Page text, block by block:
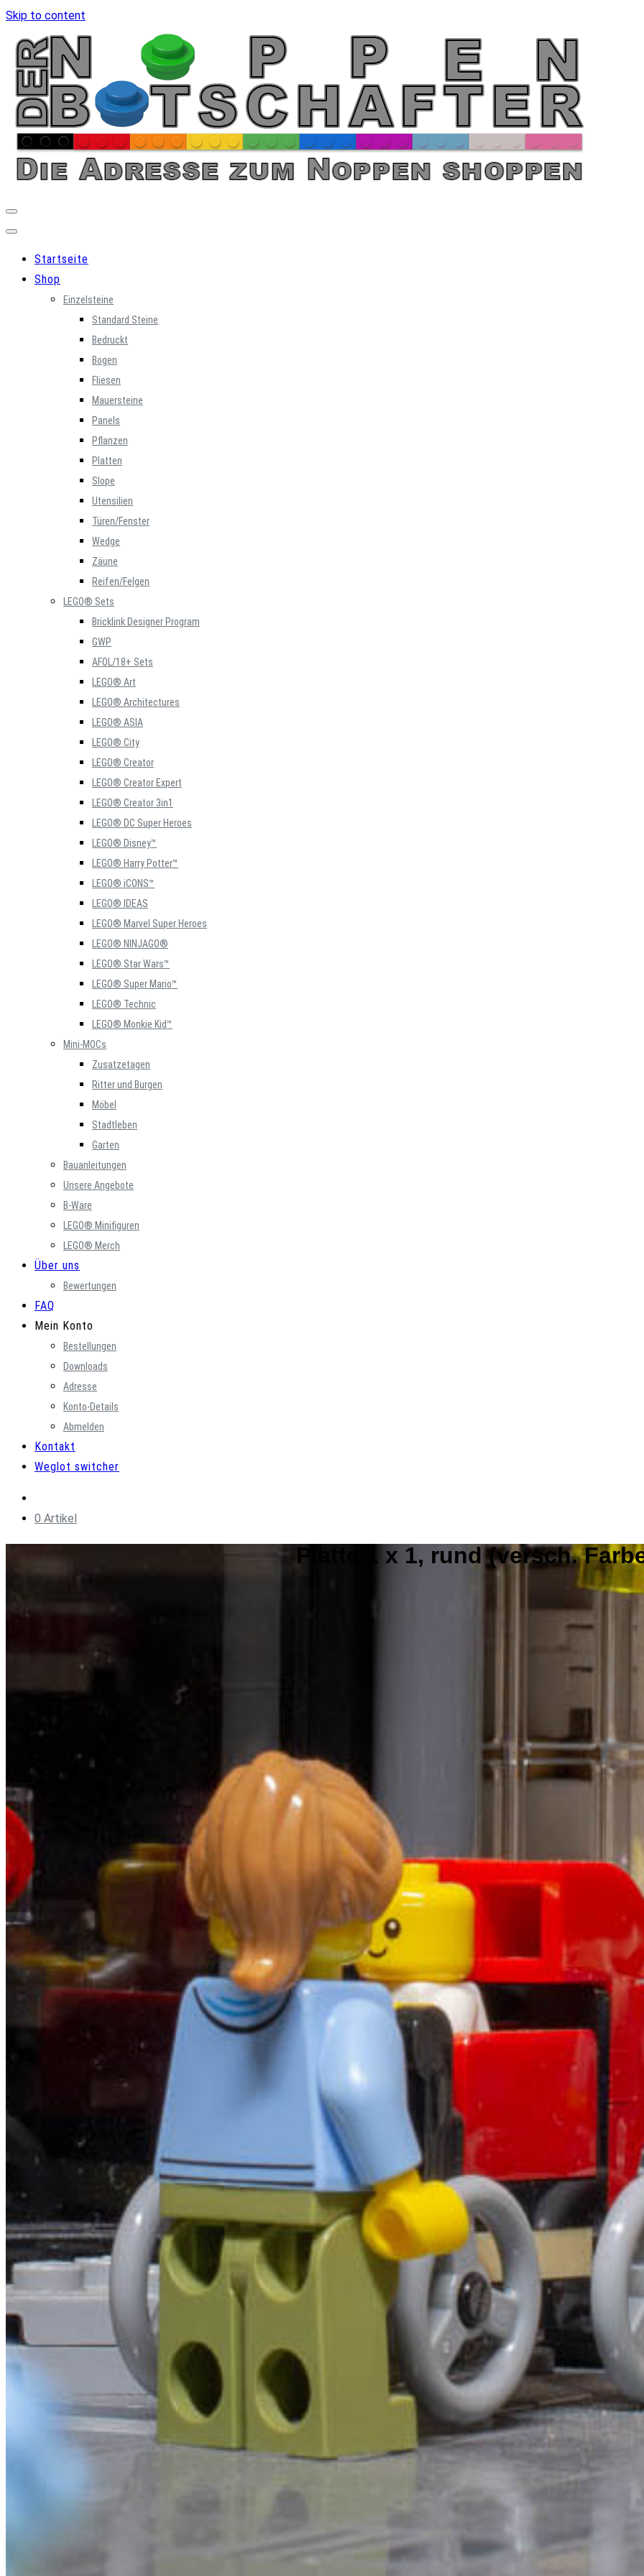
Skip to content
Startseite
Shop
Einzelsteine
Standard Steine
Bedruckt
Bogen
Fliesen
Mauersteine
Panels
Pflanzen
Platten
Slope
Utensilien
Türen/Fenster
Wedge
Zäune
Reifen/Felgen
LEGO® Sets
Bricklink Designer Program
GWP
AFOL/18+ Sets
LEGO® Art
LEGO® Architectures
LEGO® ASIA
LEGO® City
LEGO® Creator
LEGO® Creator Expert
LEGO® Creator 3in1
LEGO® DC Super Heroes
LEGO® Disney™
LEGO® Harry Potter™
LEGO® iCONS™
LEGO® IDEAS
LEGO® Marvel Super Heroes
LEGO® NINJAGO®
LEGO® Star Wars™
LEGO® Super Mario™
LEGO® Technic
LEGO® Monkie Kid™
Mini-MOCs
Zusatzetagen
Ritter und Burgen
Möbel
Stadtleben
Garten
Bauanleitungen
Unsere Angebote
B-Ware
LEGO® Minifiguren
LEGO® Merch
Über uns
Bewertungen
FAQ
Mein Konto
Bestellungen
Downloads
Adresse
Konto-Details
Abmelden
Kontakt
Weglot switcher
0 Artikel
Platte 1 x 1, rund (versch.